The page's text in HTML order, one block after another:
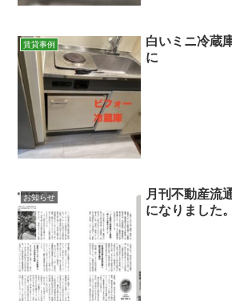
賃貸事例
白いミニ冷蔵
に
お知らせ
月刊不動産流
になりました。